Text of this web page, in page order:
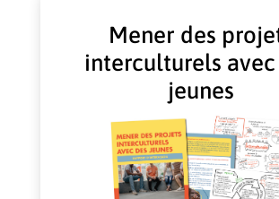
Mener des
interculturels avec
jeunes